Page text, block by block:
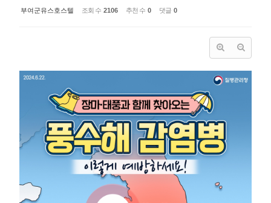
부여군유스호스텔 조회 수 2106 추천 수 0 댓글 0